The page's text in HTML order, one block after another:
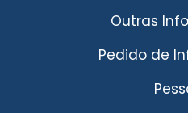
Outras
Pedido de